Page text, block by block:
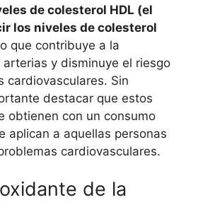
de colesterol HDL (el
los niveles de colesterol
que contribuye a la
y disminuye el riesgo
cardiovasculares. Sin
destacar que estos
obtienen con un consumo
aplican a aquellas personas
cardiovasculares.
de la